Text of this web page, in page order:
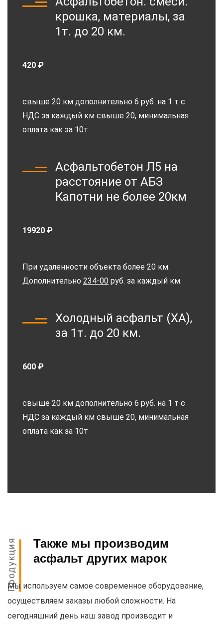
крошка, материалы, за
1т. до 20 км.
420 ₽
свыше 20 км дополнительно 6 руб. на 1 т с
НДС за каждый км свыше 20, минимальная
оплата как за 10т
Асфальтобетон Л5 на
расстояние от АБЗ
Капотни не более 20км
19920 ₽
При удаленности объекта более 20 км.
Дополнительно 234-00 руб. за каждый км.
Холодный асфальт (ХА),
за 1т. до 20 км.
600 ₽
свыше 20 км дополнительно 6 руб. на 1 т с
НДС за каждый км свыше 20, минимальная
оплата как за 10т
Продукция
Также мы производим
асфальт других марок
Мы используем самое современное оборудование,
осуществляем заказы любой сложности. На
сегодняшний день наш завод производит и